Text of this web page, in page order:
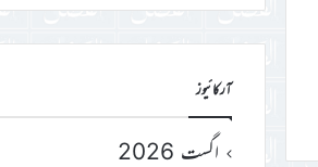
آرکائیوز
اگست 2026